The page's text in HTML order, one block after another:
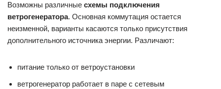
Возможны различные схемы подключения
ветрогенератора. Основная коммутация остается
неизменной, варианты касаются только присутствия
дополнительного источника энергии. Различают:
питание только от ветроустановки
ветрогенератор работает в паре с сетевым